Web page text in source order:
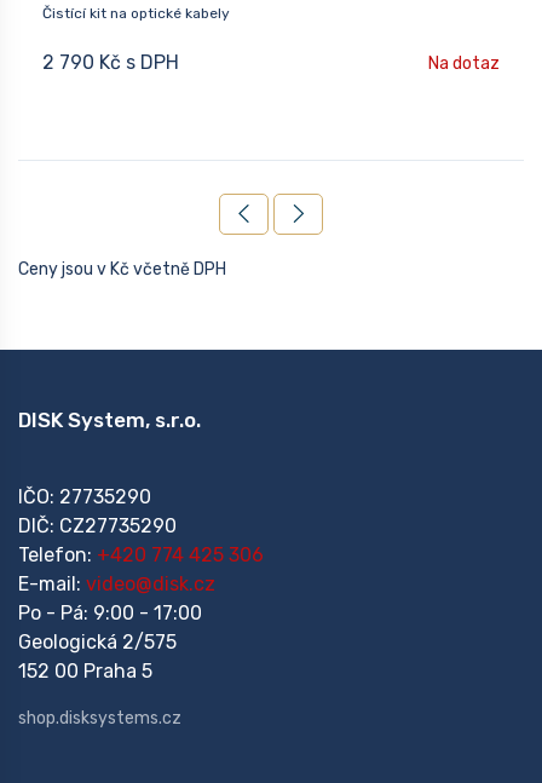
Čistící kit na optické kabely
2 790 Kč s DPH Na dotaz
Ceny jsou v Kč včetně DPH
DISK System, s.r.o.
IČO: 27735290
DIČ: CZ27735290
Telefon: +420 774 425 306
E-mail: video@disk.cz
Po - Pá: 9:00 - 17:00
Geologická 2/575
152 00 Praha 5
shop.disksystems.cz